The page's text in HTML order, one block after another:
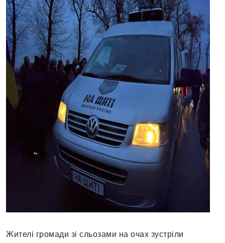
Жителі громади зі сльозами на очах зустріли